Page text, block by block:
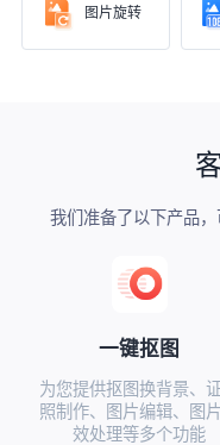
图片旋转
我们准备了以下产品
一键抠图
为您提供抠图换背景、
照制作、图片编辑、图
效处理等多个功能